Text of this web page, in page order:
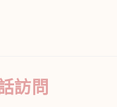
訪問